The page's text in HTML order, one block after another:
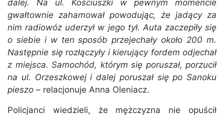
dalej. Na ul. Kościuszki w pewnym momencie
gwałtownie zahamował powodując, że jadący za
nim radiowóz uderzył w jego tył. Auta zaczepiły się
o siebie i w ten sposób przejechały około 200 m.
Następnie się rozłączyły i kierujący fordem odjechał
z miejsca. Samochód, którym się poruszał, porzucił
na ul. Orzeszkowej i dalej poruszał się po Sanoku
pieszo – relacjonuje Anna Oleniacz.
Policjanci wiedzieli, że mężczyzna nie opuścił